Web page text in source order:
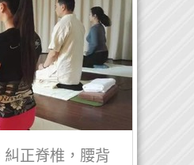
正脊椎，腰背